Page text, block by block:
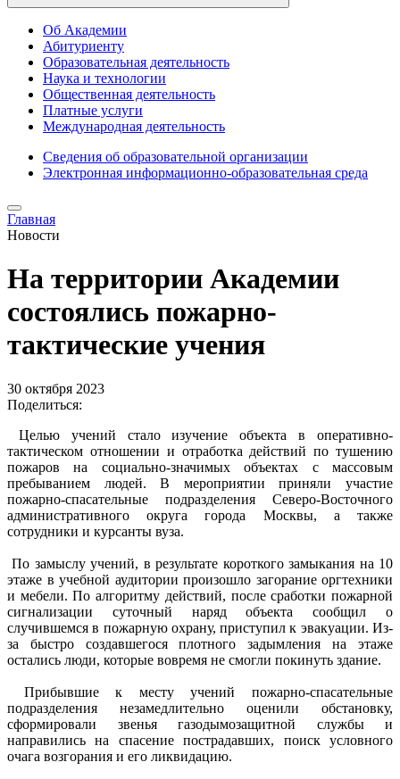
Об Академии
Абитуриенту
Образовательная деятельность
Наука и технологии
Общественная деятельность
Платные услуги
Международная деятельность
Сведения об образовательной организации
Электронная информационно-образовательная среда
Главная
Новости
На территории Академии
состоялись пожарно-
тактические учения
30 октября 2023
Поделиться:
Целью учений стало изучение объекта в оперативно-
тактическом отношении и отработка действий по тушению
пожаров на социально-значимых объектах с массовым
пребыванием людей. В мероприятии приняли участие
пожарно-спасательные подразделения Северо-Восточного
административного округа города Москвы, а также
сотрудники и курсанты вуза.
По замыслу учений, в результате короткого замыкания на 10
этаже в учебной аудитории произошло загорание оргтехники
и мебели. По алгоритму действий, после сработки пожарной
сигнализации суточный наряд объекта сообщил о
случившемся в пожарную охрану, приступил к эвакуации. Из-
за быстро создавшегося плотного задымления на этаже
остались люди, которые вовремя не смогли покинуть здание.
Прибывшие к месту учений пожарно-спасательные
подразделения незамедлительно оценили обстановку,
сформировали звенья газодымозащитной службы и
направились на спасение пострадавших, поиск условного
очага возгорания и его ликвидацию.